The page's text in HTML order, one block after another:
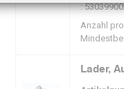
:
Anzahl
Lader,